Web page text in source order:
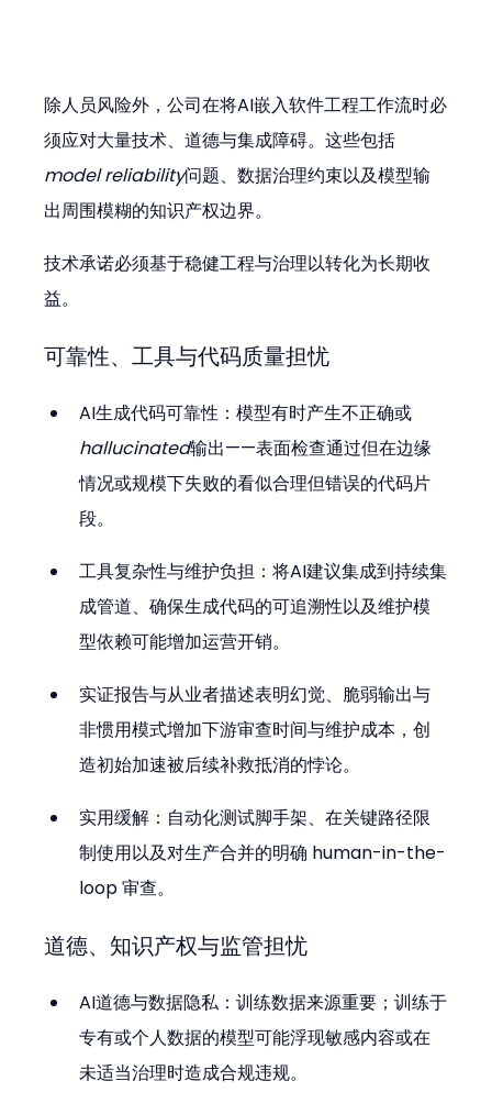
除人员风险外，公司在将AI嵌入软件工程工作流时必
须应对大量技术、道德与集成障碍。这些包括
model reliability问题、数据治理约束以及模型输
出周围模糊的知识产权边界。
技术承诺必须基于稳健工程与治理以转化为长期收
益。
可靠性、工具与代码质量担忧
AI生成代码可靠性：模型有时产生不正确或
hallucinated输出——表面检查通过但在边缘
情况或规模下失败的看似合理但错误的代码片
段。
工具复杂性与维护负担：将AI建议集成到持续集
成管道、确保生成代码的可追溯性以及维护模
型依赖可能增加运营开销。
实证报告与从业者描述表明幻觉、脆弱输出与
非惯用模式增加下游审查时间与维护成本，创
造初始加速被后续补救抵消的悖论。
实用缓解：自动化测试脚手架、在关键路径限
制使用以及对生产合并的明确 human-in-the-
loop 审查。
道德、知识产权与监管担忧
AI道德与数据隐私：训练数据来源重要；训练于
专有或个人数据的模型可能浮现敏感内容或在
未适当治理时造成合规违规。